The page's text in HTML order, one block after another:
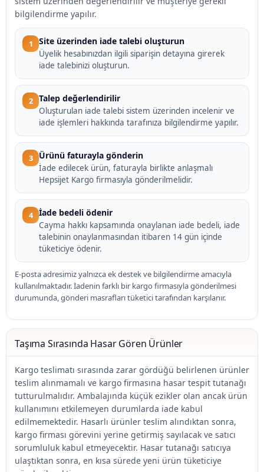
bilgilendirme yapılır.
1 Site üzerinden iade talebi oluşturun
Üyelik hesabınızdan ilgili siparişin detayına girerek
iade talebinizi oluşturun.
2 Talep değerlendirilir
Oluşturulan iade talebi sistem üzerinden incelenir ve
iade işlemleri hakkında tarafınıza bilgilendirme yapılır.
3 Ürünü faturayla gönderin
İade edilecek ürün, faturayla birlikte anlaşmalı
Hepsijet Kargo firmasıyla gönderilmelidir.
4 İade bedeli ödenir
Cayma hakkı kapsamında onaylanan iade bedeli, iade
talebinin onaylanmasından itibaren 14 gün içinde
tüketiciye ödenir.
E-posta adresimiz yalnızca ek destek ve bilgilendirme amacıyla
kullanılmaktadır. İadenin farklı bir kargo firmasıyla gönderilmesi
durumunda, gönderi masrafları tüketici tarafından karşılanır.
Taşıma Sırasında Hasar Gören Ürünler
Kargo teslimatı sırasında zarar gördüğü belirlenen ürünler
teslim alınmamalı ve kargo firmasına hasar tespit tutanağı
tutturulmalıdır. Ambalajında küçük ezikler olan ancak ürün
kullanımını etkilemeyen durumlarda iade kabul
edilmemektedir. Hasarlı ürünler teslim alındıktan sonra,
kargo firması görevini yerine getirmiş sayılacak ve satıcı
sorumluluk kabul etmeyecektir. Hasar tutanağı satıcıya
ulaştıktan sonra, en kısa sürede yeni ürün tüketiciye